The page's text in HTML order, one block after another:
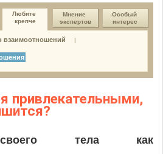
отношения
Любите
крепче
Мнение
экспертов
Особый
интерес
взаимоотношений |
привлекательными,
своего тела как